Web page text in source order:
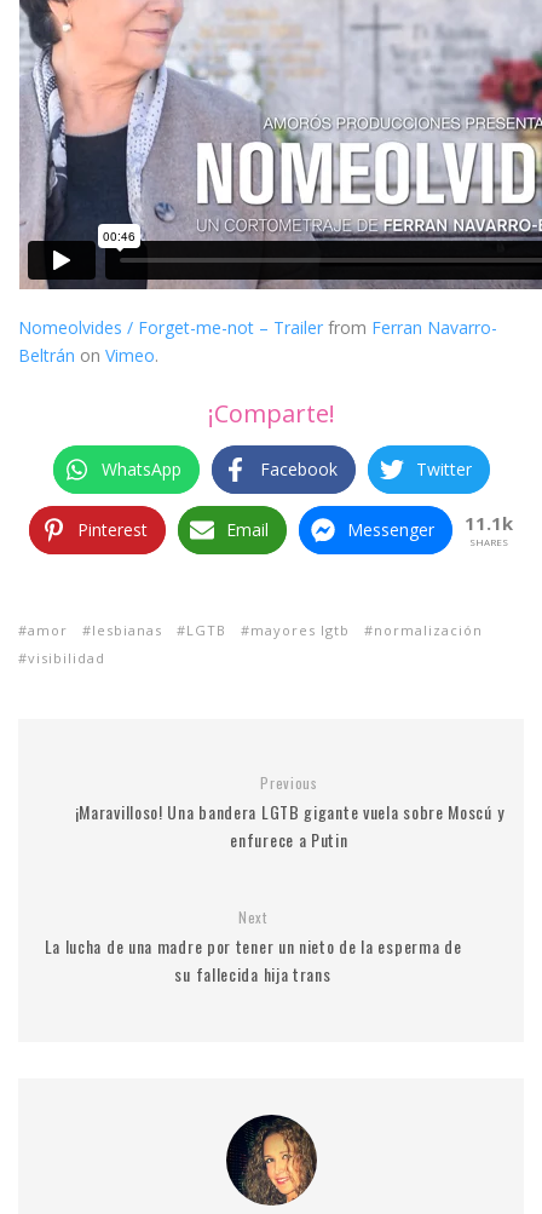
Nomeolvides / Forget-me-not – Trailer from Ferran Navarro-
Beltrán on Vimeo.
¡Comparte!
WhatsApp Facebook Twitter
Pinterest Email Messenger 11.1k
SHARES
amor lesbianas LGTB mayores lgtb
normalización
visibilidad
Previous
¡Maravilloso! Una bandera LGTB gigante vuela sobre Moscú y
enfurece a Putin
Next
La lucha de una madre por tener un nieto de la esperma de
su fallecida hija trans